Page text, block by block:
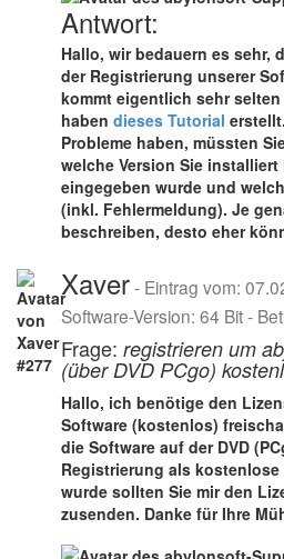
Antwort:
Hallo, wir bedauern es sehr,
der Registrierung unserer
kommt eigentlich sehr
haben dieses Tutorial
Probleme haben, müssten
welche Version Sie installiert
eingegeben wurde und
(inkl. Fehlermeldung). Je
beschreiben, desto eher
Xaver- Eintrag vom:
Software-Version: 64 Bit -
Frage: registrieren um
(über DVD PCgo)
Hallo, ich benötige den
Software (kostenlos)
die Software auf der DVD
Registrierung als
wurde sollten Sie mir den
zusenden. Danke für Ihre